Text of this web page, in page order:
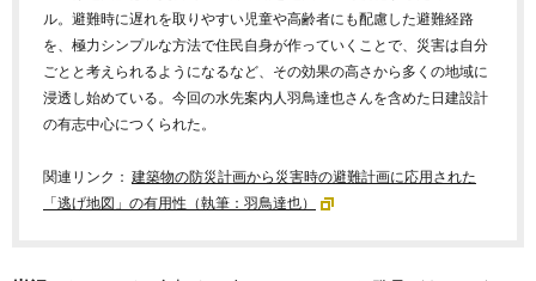
ル。避難時に遅れを取りやすい児童や高齢者にも配慮した避難経路
を、極力シンプルな方法で住民自身が作っていくことで、災害は自分
ごとと考えられるようになるなど、その効果の高さから多くの地域に
浸透し始めている。今回の水先案内人羽鳥達也さんを含めた日建設計
の有志中心につくられた。
関連リンク： 建築物の防災計画から災害時の避難計画に応用された
「逃げ地図」の有用性 （執筆：羽鳥達也）